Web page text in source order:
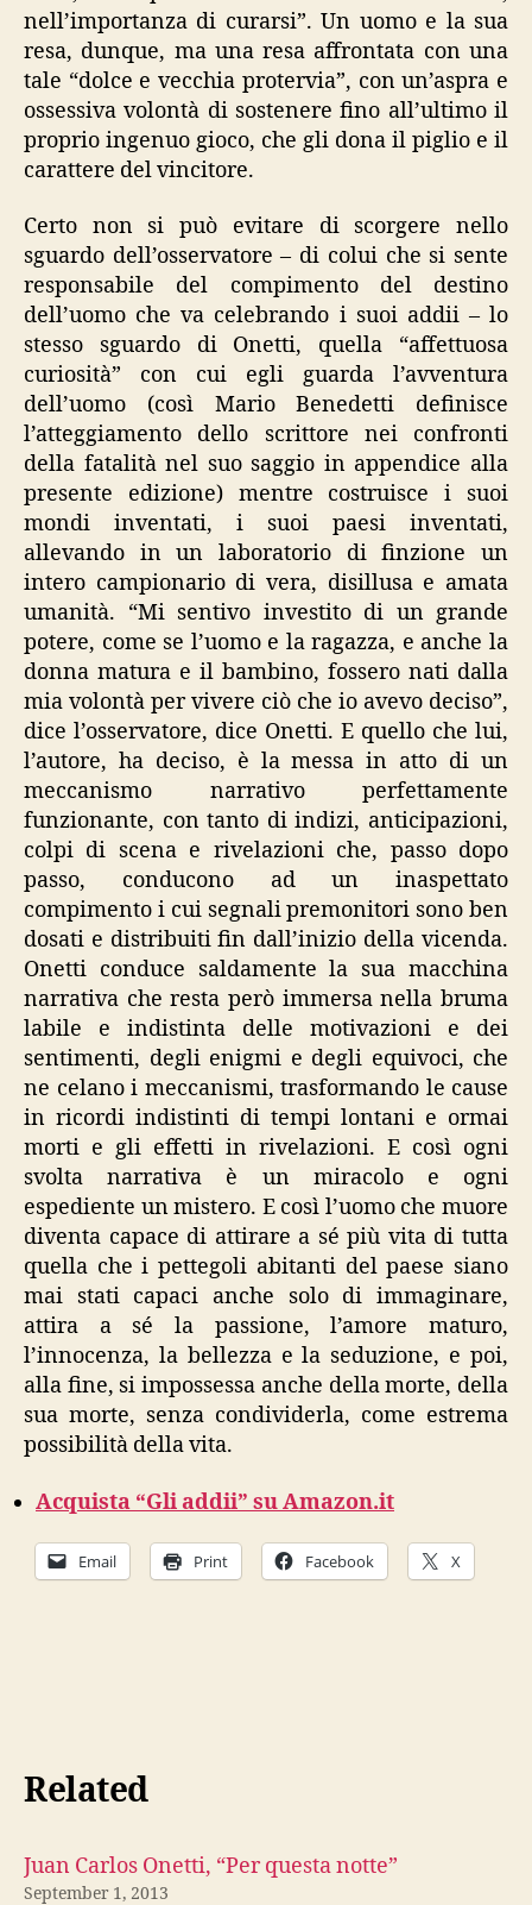
nell’importanza di curarsi”. Un uomo e la sua
resa, dunque, ma una resa affrontata con una
tale “dolce e vecchia protervia”, con un’aspra e
ossessiva volontà di sostenere fino all’ultimo il
proprio ingenuo gioco, che gli dona il piglio e il
carattere del vincitore.
Certo non si può evitare di scorgere nello
sguardo dell’osservatore – di colui che si sente
responsabile del compimento del destino
dell’uomo che va celebrando i suoi addii – lo
stesso sguardo di Onetti, quella “affettuosa
curiosità” con cui egli guarda l’avventura
dell’uomo (così Mario Benedetti definisce
l’atteggiamento dello scrittore nei confronti
della fatalità nel suo saggio in appendice alla
presente edizione) mentre costruisce i suoi
mondi inventati, i suoi paesi inventati,
allevando in un laboratorio di finzione un
intero campionario di vera, disillusa e amata
umanità. “Mi sentivo investito di un grande
potere, come se l’uomo e la ragazza, e anche la
donna matura e il bambino, fossero nati dalla
mia volontà per vivere ciò che io avevo deciso”,
dice l’osservatore, dice Onetti. E quello che lui,
l’autore, ha deciso, è la messa in atto di un
meccanismo narrativo perfettamente
funzionante, con tanto di indizi, anticipazioni,
colpi di scena e rivelazioni che, passo dopo
passo, conducono ad un inaspettato
compimento i cui segnali premonitori sono ben
dosati e distribuiti fin dall’inizio della vicenda.
Onetti conduce saldamente la sua macchina
narrativa che resta però immersa nella bruma
labile e indistinta delle motivazioni e dei
sentimenti, degli enigmi e degli equivoci, che
ne celano i meccanismi, trasformando le cause
in ricordi indistinti di tempi lontani e ormai
morti e gli effetti in rivelazioni. E così ogni
svolta narrativa è un miracolo e ogni
espediente un mistero. E così l’uomo che muore
diventa capace di attirare a sé più vita di tutta
quella che i pettegoli abitanti del paese siano
mai stati capaci anche solo di immaginare,
attira a sé la passione, l’amore maturo,
l’innocenza, la bellezza e la seduzione, e poi,
alla fine, si impossessa anche della morte, della
sua morte, senza condividerla, come estrema
possibilità della vita.
Acquista “Gli addii” su Amazon.it
Email Print Facebook X
Related
Juan Carlos Onetti, “Per questa notte”
September 1, 2013